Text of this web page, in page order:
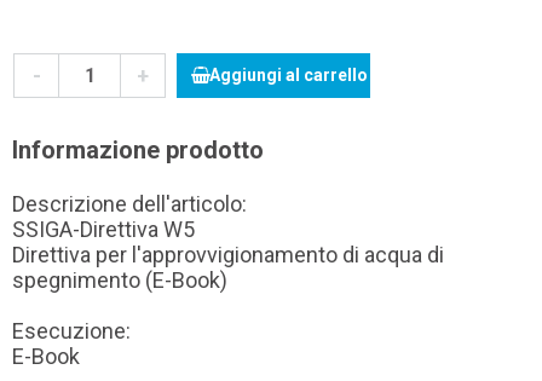
- + Aggiungi al carrello
Informazione prodotto
Descrizione dell'articolo:
SSIGA-Direttiva W5
Direttiva per l'approvvigionamento di acqua di
spegnimento (E-Book)
Esecuzione:
E-Book